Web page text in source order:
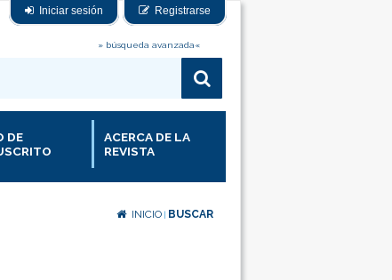
Iniciar sesión Registrarse
» búsqueda avanzada«
DE
ACERCA DE LA
REVISTA
INICIO BUSCAR